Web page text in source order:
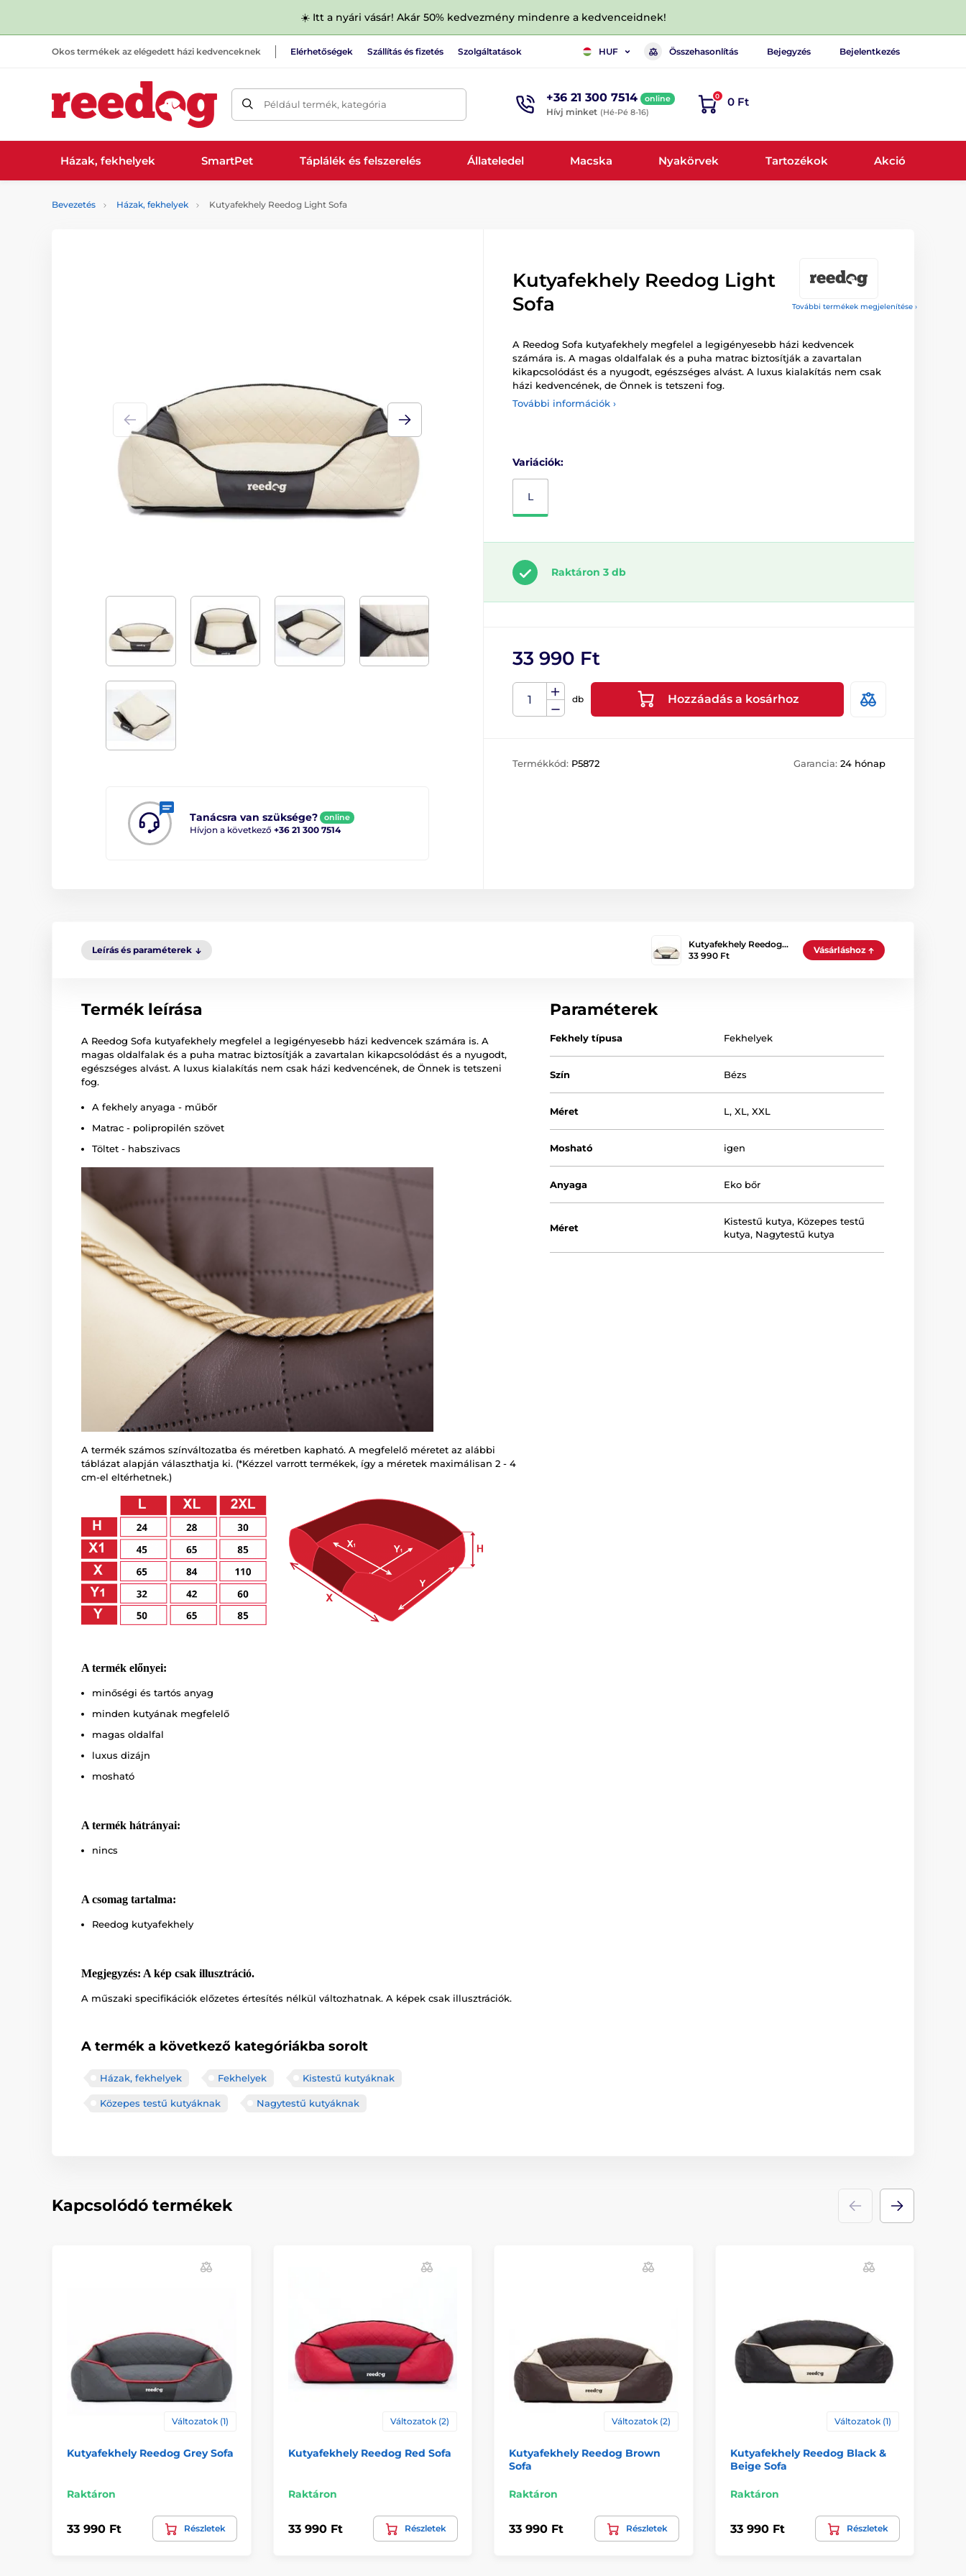
☀️ Itt a nyári vásár! Akár 50% kedvezmény mindenre a kedvenceidnek!
Okos termékek az elégedett házi kedvenceknek Elérhetőségek Szállítás és fizetés Szolgáltatások HUF Összehasonlítás Bejegyzés Bejelentkezés
Például termék, kategória +36 21 300 7514 online
Hívj minket (Hé-Pé 8-16)
0 0 Ft
Házak, fekhelyek SmartPet Táplálék és felszerelés Állateledel Macska Nyakörvek Tartozékok Akció
Bevezetés Házak, fekhelyek Kutyafekhely Reedog Light Sofa
További termékek megjelenítése ›
Tanácsra van szüksége? online
Hívjon a következő +36 21 300 7514
Kutyafekhely Reedog Light
Sofa
A Reedog Sofa kutyafekhely megfelel a legigényesebb házi kedvencek
számára is. A magas oldalfalak és a puha matrac biztosítják a zavartalan
kikapcsolódást és a nyugodt, egészséges alvást. A luxus kialakítás nem csak
házi kedvencének, de Önnek is tetszeni fog.
További információk ›
Variációk:
L
Raktáron 3 db
33 990 Ft
db Hozzáadás a kosárhoz
Termékkód: P5872 Garancia: 24 hónap
Leírás és paraméterek
Kutyafekhely Reedog…
33 990 Ft
Vásárláshoz
Termék leírása
A Reedog Sofa kutyafekhely megfelel a legigényesebb házi kedvencek számára is. A
magas oldalfalak és a puha matrac biztosítják a zavartalan kikapcsolódást és a nyugodt,
egészséges alvást. A luxus kialakítás nem csak házi kedvencének, de Önnek is tetszeni
fog.
A fekhely anyaga - műbőr
Matrac - polipropilén szövet
Töltet - habszivacs
A termék számos színváltozatba és méretben kapható. A megfelelő méretet az alábbi
táblázat alapján választhatja ki. (*Kézzel varrott termékek, így a méretek maximálisan 2 - 4
cm-el eltérhetnek.)
A termék előnyei:
minőségi és tartós anyag
minden kutyának megfelelő
magas oldalfal
luxus dizájn
mosható
A termék hátrányai:
nincs
A csomag tartalma:
Reedog kutyafekhely
Megjegyzés: A kép csak illusztráció.
A műszaki specifikációk előzetes értesítés nélkül változhatnak. A képek csak illusztrációk.
A termék a következő kategóriákba sorolt
Házak, fekhelyek Fekhelyek Kistestű kutyáknak
Közepes testű kutyáknak Nagytestű kutyáknak
Paraméterek
Fekhely típusa Fekhelyek
Szín Bézs
Méret L,XL,XXL
Mosható igen
Anyaga Eko bőr
Méret
Kistestű kutya, Közepes testű
kutya, Nagytestű kutya
Kapcsolódó termékek
Változatok (1)
Kutyafekhely Reedog Grey Sofa
Raktáron
33 990 Ft Részletek
Változatok (2)
Kutyafekhely Reedog Red Sofa
Raktáron
33 990 Ft Részletek
Változatok (2)
Kutyafekhely Reedog Brown
Sofa
Raktáron
33 990 Ft Részletek
Változatok (1)
Kutyafekhely Reedog Black &
Beige Sofa
Raktáron
33 990 Ft Részletek